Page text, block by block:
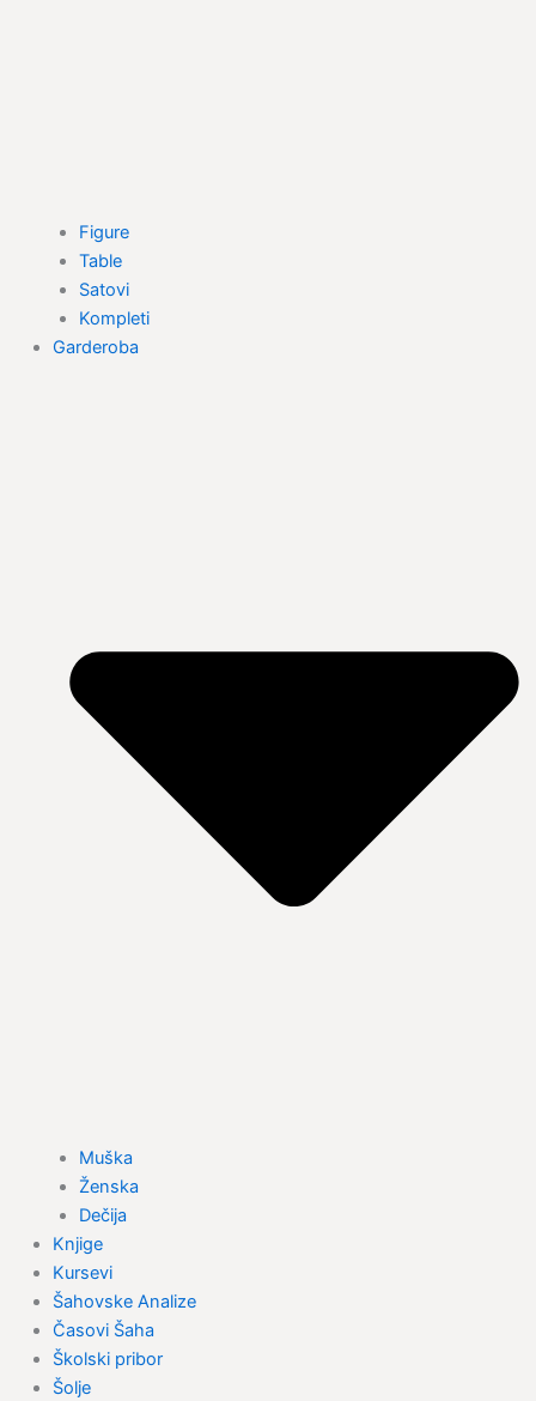
Figure
Table
Satovi
Kompleti
Garderoba
Muška
Ženska
Dečija
Knjige
Kursevi
Šahovske Analize
Časovi Šaha
Školski pribor
Šolje